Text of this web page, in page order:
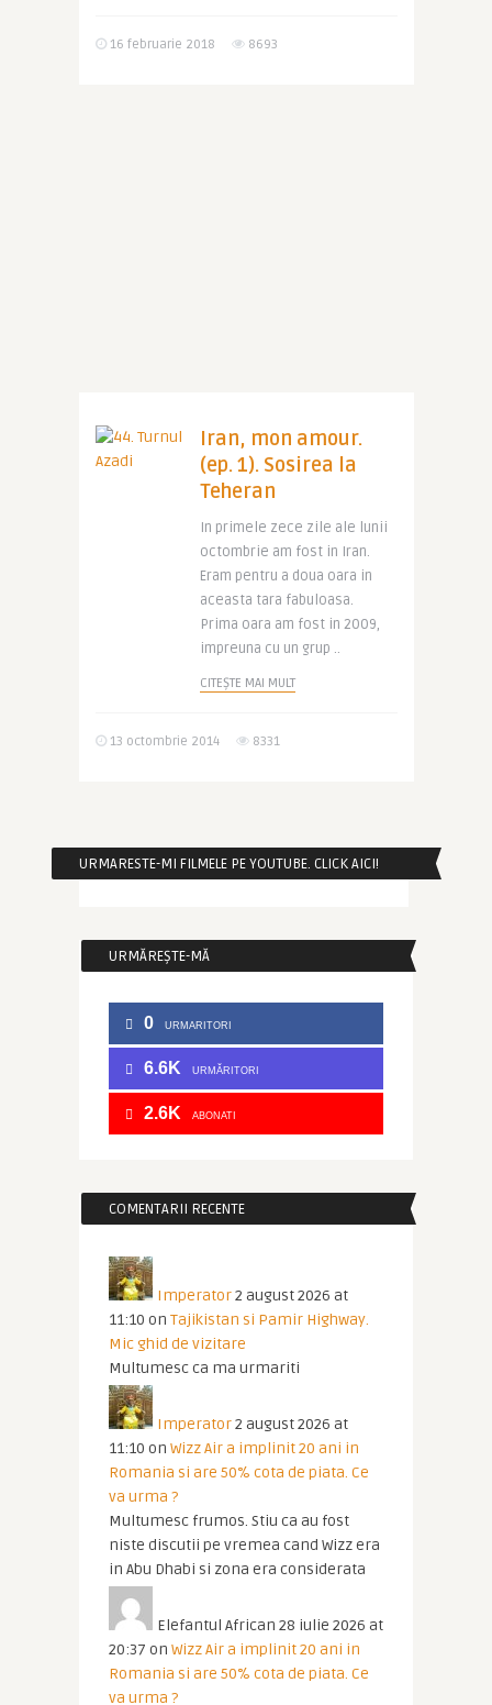
16 februarie 2018 8693
Iran, mon amour.
(ep. 1). Sosirea la
Teheran
In primele zece zile ale lunii
octombrie am fost in Iran.
Eram pentru a doua oara in
aceasta tara fabuloasa.
Prima oara am fost in 2009,
impreuna cu un grup ..
CITEȘTE MAI MULT
13 octombrie 2014 8331
URMARESTE-MI FILMELE PE YOUTUBE. CLICK AICI!
URMĂREȘTE-MĂ
0 URMARITORI
6.6K URMĂRITORI
2.6K ABONATI
COMENTARII RECENTE
Imperator2 august 2026 at
11:10 on Tajikistan si Pamir Highway.
Mic ghid de vizitare
Multumesc ca ma urmariti
Imperator2 august 2026 at
11:10 on Wizz Air a implinit 20 ani in
Romania si are 50% cota de piata. Ce
va urma ?
Multumesc frumos. Stiu ca au fost
niste discutii pe vremea cand Wizz era
in Abu Dhabi si zona era considerata
Elefantul African 28 iulie 2026 at
20:37 on Wizz Air a implinit 20 ani in
Romania si are 50% cota de piata. Ce
va urma ?